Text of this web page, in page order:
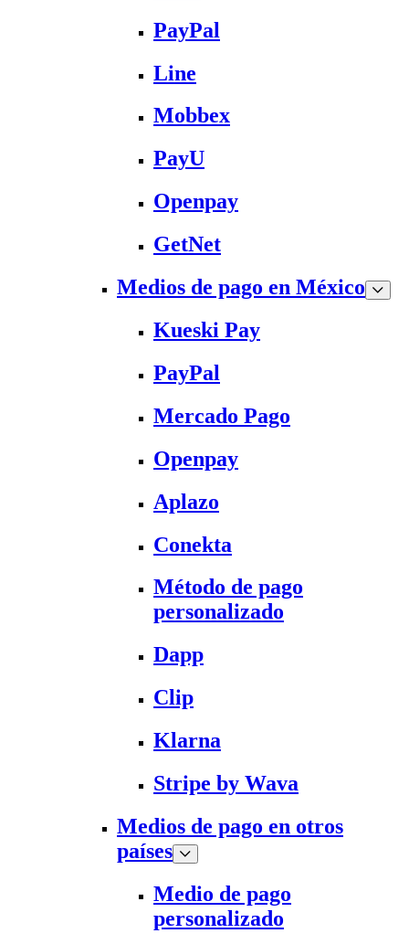
PayPal
Line
Mobbex
PayU
Openpay
GetNet
Medios de pago en México
Kueski Pay
PayPal
Mercado Pago
Openpay
Aplazo
Conekta
Método de pago
personalizado
Dapp
Clip
Klarna
Stripe by Wava
Medios de pago en otros
países
Medio de pago
personalizado